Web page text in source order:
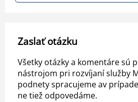
Zaslať otázku
Všetky otázky a komentáre sú
nástrojom pri rozvíjaní služby
podnety spracujeme av
ne tiež odpovedáme.